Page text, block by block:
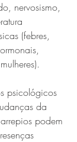
nervosismo,
(febres,
psicológicos
da
podem